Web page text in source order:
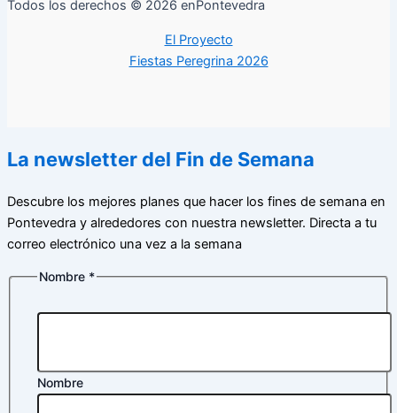
Todos los derechos © 2026 enPontevedra
El Proyecto
Fiestas Peregrina 2026
La newsletter del Fin de Semana
Descubre los mejores planes que hacer los fines de semana en
Pontevedra y alrededores con nuestra newsletter. Directa a tu
correo electrónico una vez a la semana
Nombre
privacidad
Nombre *
Nombre